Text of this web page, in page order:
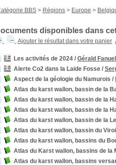
BBS > Régions > Europe >
disponibles dans
Ajouter le résultat dans votre panier
Les activités de 2024 / Gérald Fanuel
Alerte Co2 dans la Laide Fosse /
Aspect de la géologie du Namurois /
Atlas du karst wallon, bassin de la
Atlas du karst wallon, bassin de la
Atlas du karst wallon, bassin de la
Atlas du karst wallon, bassin de la
Atlas du karst wallon, bassin du
Atlas du karst wallon, bassins du
Atlas du Karst wallon, bassins de la
Atlas du karst wallon, bassins